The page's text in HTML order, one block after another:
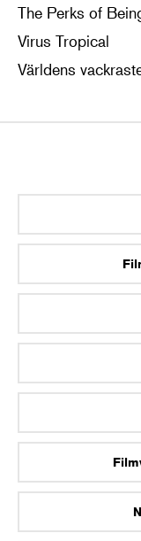
The Perks of
Virus Tropical
Världens